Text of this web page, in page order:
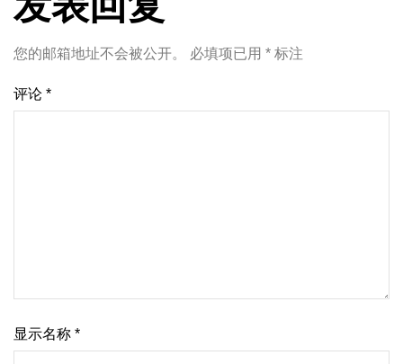
您的邮箱地址不会被公开。 必填项已用 * 标注
评论 *
显示名称 *